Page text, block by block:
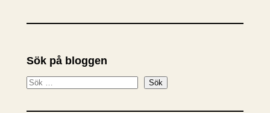
Sök på bloggen
S
Sök